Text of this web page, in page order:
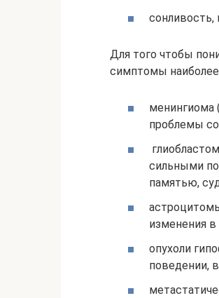
Для того чтобы
симптомы
менингиома
проблемы
сильными по
памятью,
изменения
опухоли
поведении,